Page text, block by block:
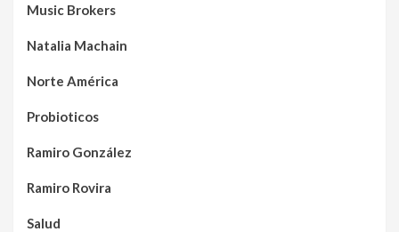
Music Brokers
Natalia Machain
Norte América
Probioticos
Ramiro González
Ramiro Rovira
Salud